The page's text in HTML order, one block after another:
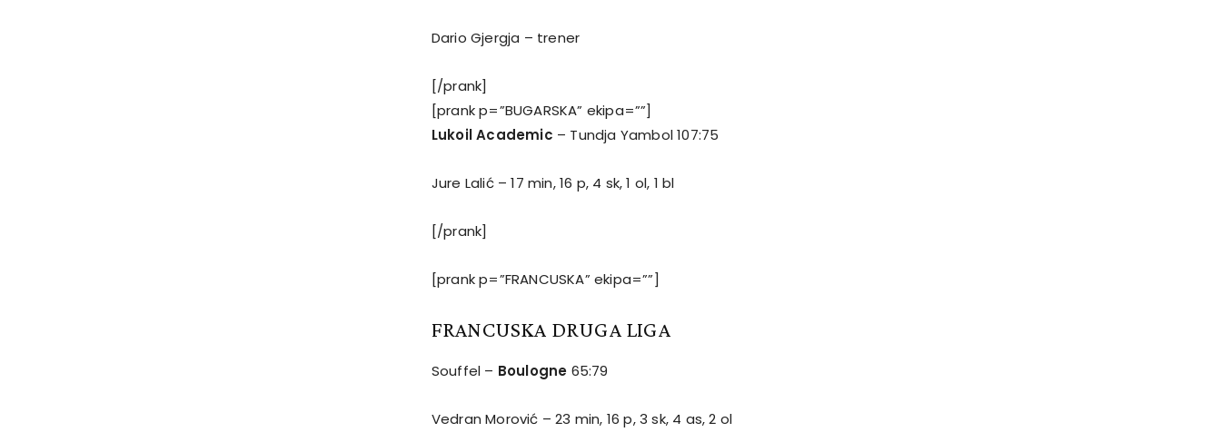
Dario Gjergja – trener
[/prank]
[prank p=”BUGARSKA” ekipa=””]
Lukoil Academic – Tundja Yambol 107:75
Jure Lalić – 17 min, 16 p, 4 sk, 1 ol, 1 bl
[/prank]
[prank p=”FRANCUSKA” ekipa=””]
FRANCUSKA DRUGA LIGA
Souffel – Boulogne 65:79
Vedran Morović – 23 min, 16 p, 3 sk, 4 as, 2 ol